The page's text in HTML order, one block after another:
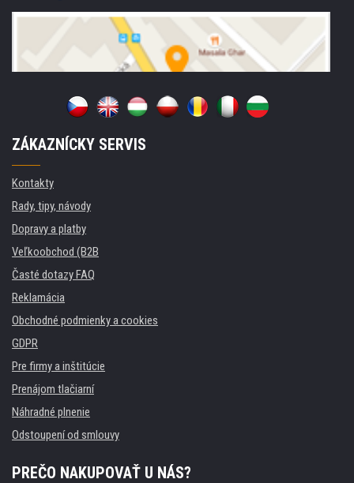
ZÁKAZNÍCKY SERVIS
Kontakty
Rady, tipy, návody
Dopravy a platby
Veľkoobchod (B2B
Časté dotazy FAQ
Reklamácia
Obchodné podmienky a cookies
GDPR
Pre firmy a inštitúcie
Prenájom tlačiarní
Náhradné plnenie
Odstoupení od smlouvy
PREČO NAKUPOVAŤ U NÁS?